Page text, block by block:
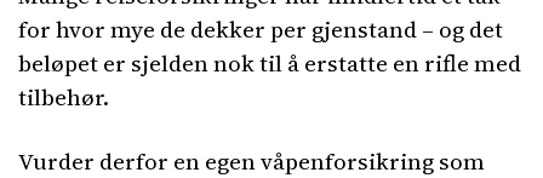
for hvor mye de dekker per gjenstand – og det
beløpet er sjelden nok til å erstatte en rifle med
tilbehør.
Vurder derfor en egen våpenforsikring som